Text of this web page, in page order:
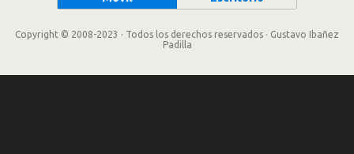
Copyright © 2008-2023 · Todos los derechos reservados · Gustavo Ibañez
Padilla